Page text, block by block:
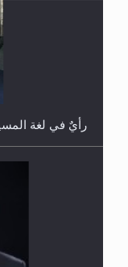
إتمام حفظ
الهجرة: بحث عن